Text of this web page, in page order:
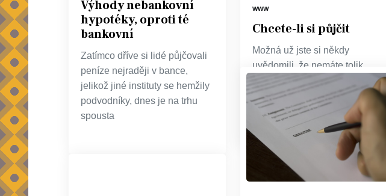
Výhody nebankovní
hypotéky, oproti té
bankovní
Zatímco dříve si lidé půjčovali
peníze nejraději v bance,
jelikož jiné instituty se hemžily
podvodníky, dnes je na trhu
spousta
WWW
Chcete-li si půjčit
Možná už jste si někdy
uvědomili, že nemáte tolik
mít. Možná jste dokonce pocítili
nedostatek